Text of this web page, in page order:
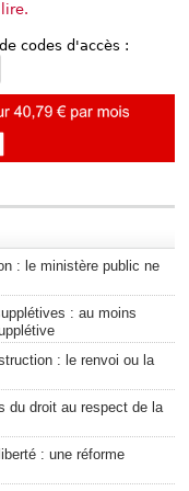
codes d'accès :
: le ministère public ne
: au moins
: le renvoi ou la
du droit au respect de la
: une réforme